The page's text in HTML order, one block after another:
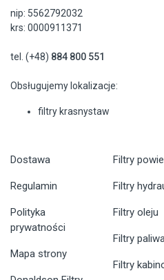
nip: 5562792032
krs: 0000911371
tel. (+48) 884 800 551
Obsługujemy lokalizacje:
filtry krasnystaw
Dostawa
Regulamin
Polityka
prywatności
Mapa strony
Filtry
Filtry
Filtry oleju
Filtry
Filtry